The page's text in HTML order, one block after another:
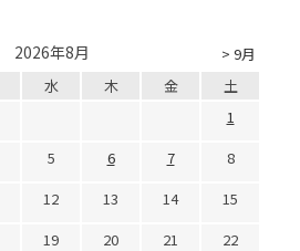
> 9月
2026年8月
水 木 金
土
1
5 6 7
8
12 13 14
15
19 20 21
22